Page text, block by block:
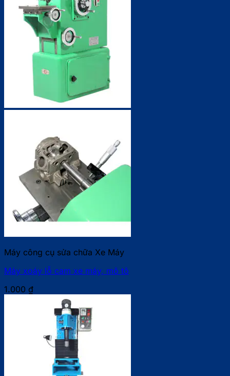
Máy công cụ sửa chữa Xe Máy
Máy xoáy lỗ cam xe máy, mô tô
1.000 ₫